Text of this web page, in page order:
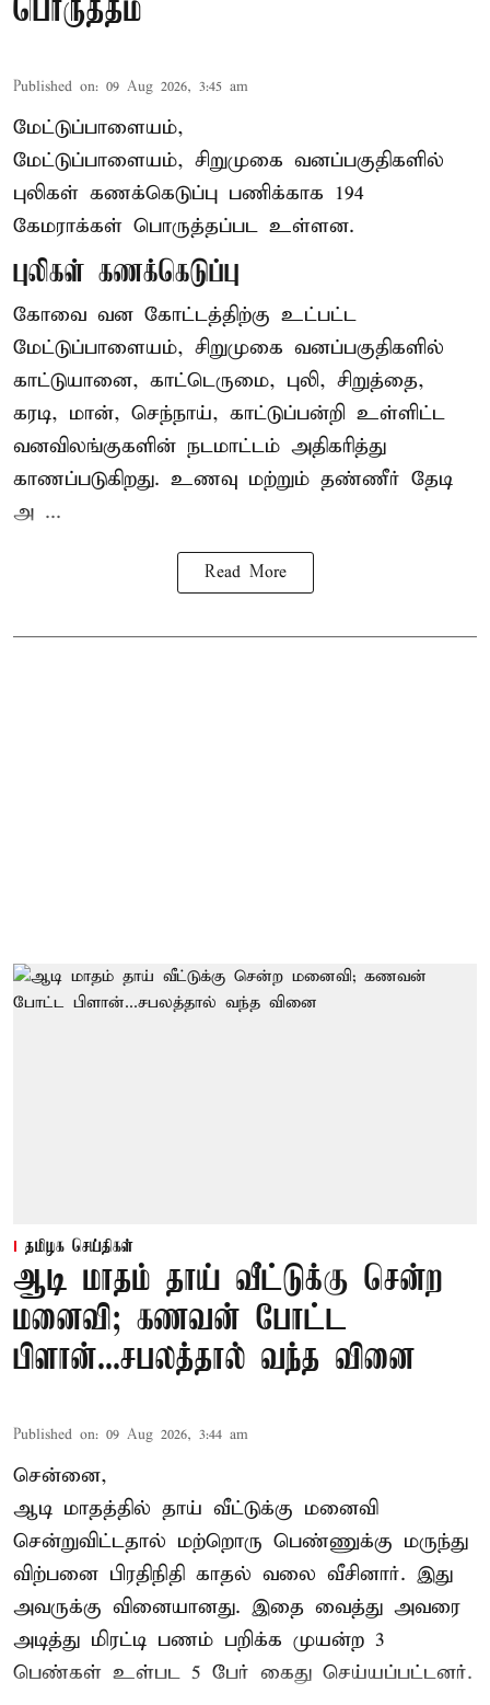
பொருத்தம்
Published on: 09 Aug 2026, 3:45 am
மேட்டுப்பாளையம்,
மேட்டுப்பாளையம், சிறுமுகை வனப்பகுதிகளில்
புலிகள் கணக்கெடுப்பு பணிக்காக 194
கேமராக்கள் பொருத்தப்பட உள்ளன.
புலிகள் கணக்கெடுப்பு
கோவை வன கோட்டத்திற்கு உட்பட்ட
மேட்டுப்பாளையம், சிறுமுகை வனப்பகுதிகளில்
காட்டுயானை, காட்டெருமை, புலி, சிறுத்தை,
கரடி, மான், செந்நாய், காட்டுப்பன்றி உள்ளிட்ட
வனவிலங்குகளின் நடமாட்டம் அதிகரித்து
காணப்படுகிறது. உணவு மற்றும் தண்ணீர் தேடி
அ ...
Read More
தமிழக செய்திகள்
ஆடி மாதம் தாய் வீட்டுக்கு சென்ற
மனைவி; கணவன் போட்ட
பிளான்...சபலத்தால் வந்த வினை
Published on: 09 Aug 2026, 3:44 am
சென்னை,
ஆடி மாதத்தில் தாய் வீட்டுக்கு மனைவி
சென்றுவிட்டதால் மற்றொரு பெண்ணுக்கு மருந்து
விற்பனை பிரதிநிதி காதல் வலை வீசினார். இது
அவருக்கு வினையானது. இதை வைத்து அவரை
அடித்து மிரட்டி பணம் பறிக்க முயன்ற 3
பெண்கள் உள்பட 5 பேர் கைது செய்யப்பட்டனர்.